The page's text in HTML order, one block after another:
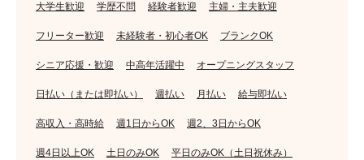
大学生歓迎 学歴不問 経験者歓迎 主婦・主夫歓迎
フリーター歓迎 未経験者・初心者OK ブランクOK
シニア応援・歓迎 中高年活躍中 オープニングスタッフ
日払い（または即払い） 週払い 月払い 給与即払い
高収入・高時給 週1日からOK 週2、3日からOK
週4日以上OK 土日のみOK 平日のみOK（土日祝休み）